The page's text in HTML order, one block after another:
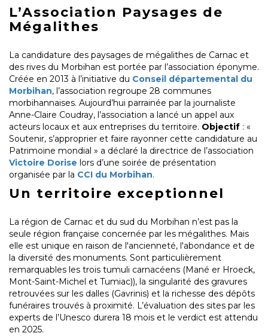
L’Association Paysages de
Mégalithes
La candidature des paysages de mégalithes de Carnac et
des rives du Morbihan est portée par l’association éponyme.
Créée en 2013 à l’initiative du Conseil départemental du
Morbihan, l’association regroupe 28 communes
morbihannaises. Aujourd’hui parrainée par la journaliste
Anne-Claire Coudray, l’association a lancé un appel aux
acteurs locaux et aux entreprises du territoire. Objectif : «
Soutenir, s’approprier et faire rayonner cette candidature au
Patrimoine mondial » a déclaré la directrice de l’association
Victoire Dorise lors d’une soirée de présentation
organisée par la CCI du Morbihan.
Un territoire exceptionnel
La région de Carnac et du sud du Morbihan n’est pas la
seule région française concernée par les mégalithes. Mais
elle est unique en raison de l'ancienneté, l'abondance et de
la diversité des monuments. Sont particulièrement
remarquables les trois tumuli carnacéens (Mané er Hroeck,
Mont-Saint-Michel et Tumiac)), la singularité des gravures
retrouvées sur les dalles (Gavrinis) et la richesse des dépôts
funéraires trouvés à proximité. L’évaluation des sites par les
experts de l’Unesco durera 18 mois et le verdict est attendu
en 2025.